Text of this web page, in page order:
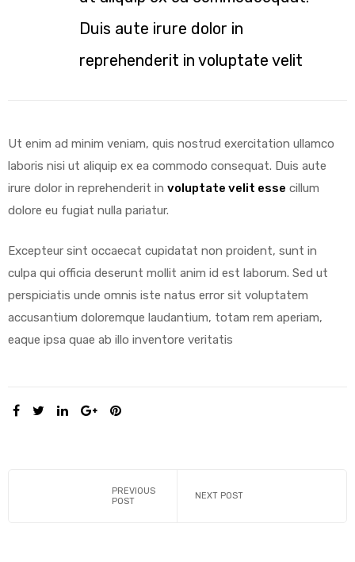
Duis aute irure dolor in
reprehenderit in voluptate velit
Ut enim ad minim veniam, quis nostrud exercitation ullamco
laboris nisi ut aliquip ex ea commodo consequat. Duis aute
irure dolor in reprehenderit in voluptate velit esse cillum
dolore eu fugiat nulla pariatur.
Excepteur sint occaecat cupidatat non proident, sunt in
culpa qui officia deserunt mollit anim id est laborum. Sed ut
perspiciatis unde omnis iste natus error sit voluptatem
accusantium doloremque laudantium, totam rem aperiam,
eaque ipsa quae ab illo inventore veritatis
SHARE:
PREVIOUS
POST
NEXT POST